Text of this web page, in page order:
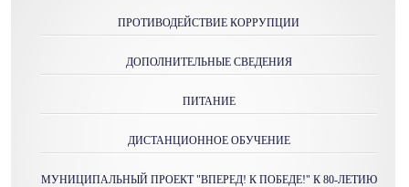
ПРОТИВОДЕЙСТВИЕ КОРРУПЦИИ
ДОПОЛНИТЕЛЬНЫЕ СВЕДЕНИЯ
ПИТАНИЕ
ДИСТАНЦИОННОЕ ОБУЧЕНИЕ
МУНИЦИПАЛЬНЫЙ ПРОЕКТ "ВПЕРЕД! К ПОБЕДЕ!" К 80-ЛЕТИЮ